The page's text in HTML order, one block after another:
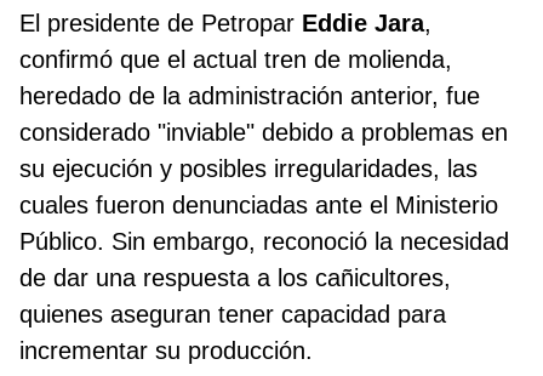
El presidente de Petropar Eddie Jara,
confirmó que el actual tren de molienda,
heredado de la administración anterior, fue
considerado "inviable" debido a problemas en
su ejecución y posibles irregularidades, las
cuales fueron denunciadas ante el Ministerio
Público. Sin embargo, reconoció la necesidad
de dar una respuesta a los cañicultores,
quienes aseguran tener capacidad para
incrementar su producción.